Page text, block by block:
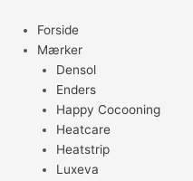
indholdet
Forside
Mærker
Densol
Enders
Happy Cocooning
Heatcare
Heatstrip
Luxeva